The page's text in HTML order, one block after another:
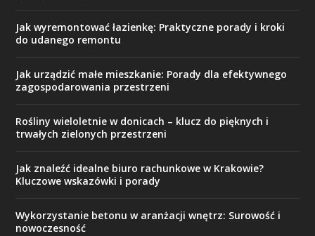
Jak wyremontować łazienkę: Praktyczne porady i kroki
do udanego remontu
Jak urządzić małe mieszkanie: Porady dla efektywnego
zagospodarowania przestrzeni
Rośliny wieloletnie w donicach – klucz do pięknych i
trwałych zielonych przestrzeni
Jak znaleźć idealne biuro rachunkowe w Krakowie?
Kluczowe wskazówki i porady
Wykorzystanie betonu w aranżacji wnętrz: Surowość i
nowoczesność